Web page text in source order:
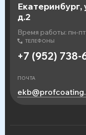
Екатеринбург,
д.2
Время работы: пн-
ТЕЛЕФОНЫ
+7 (952) 738-
ПОЧТА